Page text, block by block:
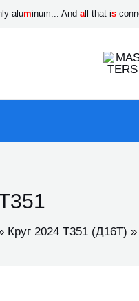
aluminum... And all that is
Круг 2024 Т351 (Д16Т)